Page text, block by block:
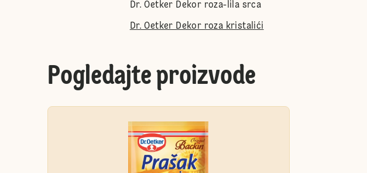
Dr. Oetker Dekor roza-lila srca
Dr. Oetker Dekor roza kristalići
Pogledajte proizvode